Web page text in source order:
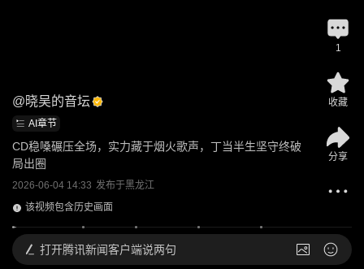
@晓吴的音坛
AI章节
CD稳嗓碾压全场，实力藏于烟火歌声，丁当半生坚守终破
局出圈
2026-06-04 14:33 发布于黑龙江
该视频包含历史画面
1
收藏
分享
打开腾讯新闻客户端说两句